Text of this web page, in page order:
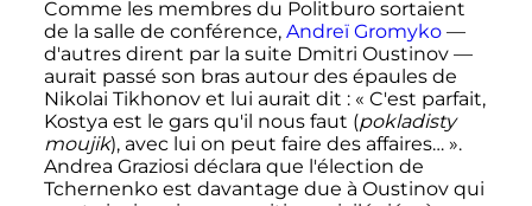
Comme les membres du Politburo sortaient
de la salle de conférence, Andreï Gromyko —
d'autres dirent par la suite Dmitri Oustinov —
aurait passé son bras autour des épaules de
Nikolai Tikhonov et lui aurait dit : « C'est parfait,
Kostya est le gars qu'il nous faut (pokladisty
moujik), avec lui on peut faire des affaires… ».
Andrea Graziosi déclara que l'élection de
Tchernenko est davantage due à Oustinov qui